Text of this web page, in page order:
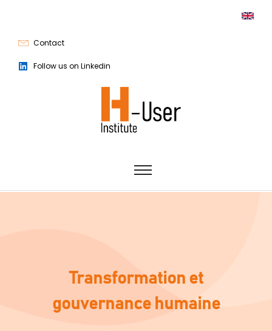
Contact
Follow us on Linkedin
Transformation et
gouvernance humaine